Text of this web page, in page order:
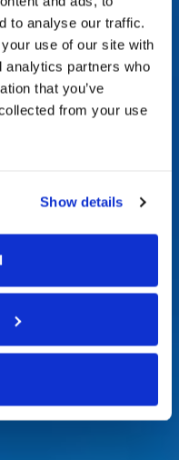
to analyse our traffic.
use of our site with
analytics partners who
that you’ve
from your use
Show details